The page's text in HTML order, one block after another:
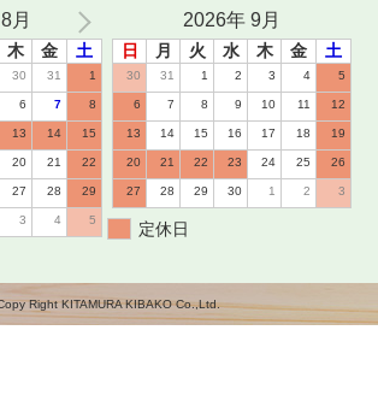
月
木 金 土
30 31 1
6 7 8
13 14 15
20 21 22
27 28 29
3 4 5
2026年 9月
日 月 火 水 木 金 土
30 31 1 2 3 4 5
6 7 8 9 10 11 12
13 14 15 16 17 18 19
20 21 22 23 24 25 26
27 28 29 30 1 2 3
定休日
Right KITAMURA KIBAKO Co.,Ltd.